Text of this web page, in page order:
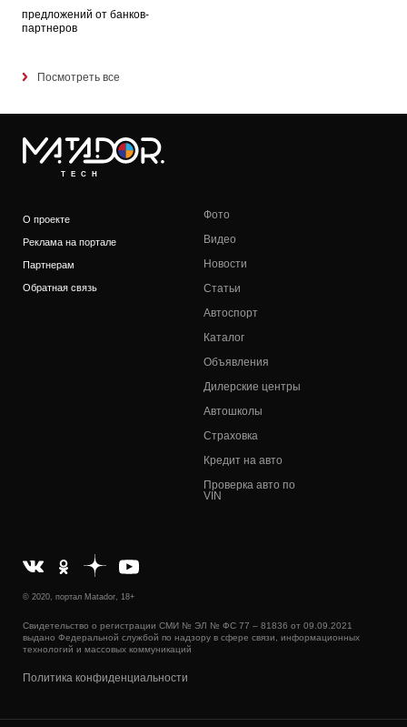
предложений от банков-
партнеров
Посмотреть все
TECH
О проекте
Реклама на портале
Партнерам
Обратная связь
Фото
Видео
Новости
Статьи
Автоспорт
Каталог
Объявления
Дилерские центры
Автошколы
Страховка
Кредит на авто
Проверка авто по
VIN
© 2020, портал Matador, 18+
Свидетельство о регистрации СМИ № ЭЛ № ФС 77 – 81836 от 09.09.2021
выдано Федеральной службой по надзору в сфере связи, информационных
технологий и массовых коммуникаций
Политика конфиденциальности